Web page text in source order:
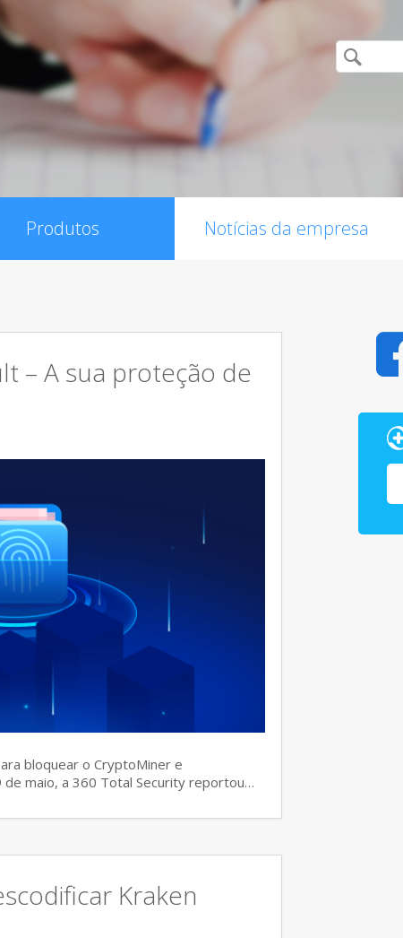
Produtos Notícias da empresa
– A sua proteção de
bloquear o CryptoMiner e
maio, a 360 Total Security reportou…
Kraken